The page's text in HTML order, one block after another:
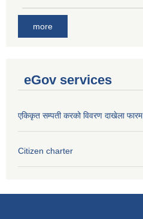
more
eGov services
एकिकृत सम्पती करको विवरण दाखेला फारम
Citizen charter